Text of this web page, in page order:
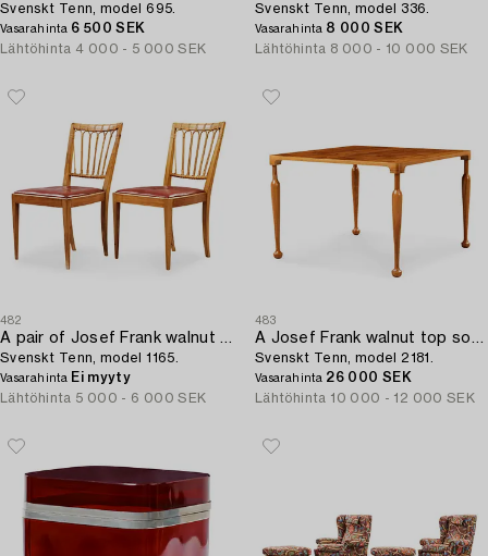
Svenskt Tenn, model 695.
Vasarahinta 6 500 SEK
Lähtöhinta 4 000 - 5 000 SEK
Svenskt Tenn, model 336.
Vasarahinta 8 000 SEK
Lähtöhinta 8 000 - 10 000 SEK
482
A pair of Josef Frank walnut and rattan chairs,
Svenskt Tenn, model 1165.
Vasarahinta Ei myyty
Lähtöhinta 5 000 - 6 000 SEK
483
A Josef Frank walnut top sofa table,
Svenskt Tenn, model 2181.
Vasarahinta 26 000 SEK
Lähtöhinta 10 000 - 12 000 SEK